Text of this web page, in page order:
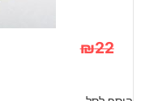
₪22